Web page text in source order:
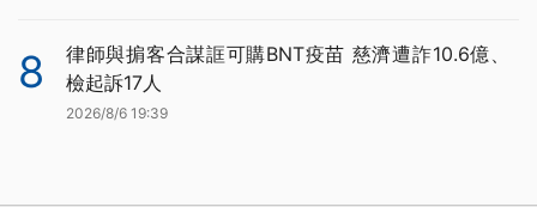
8
律師與掮客合謀誆可購BNT疫苗 慈濟遭詐10.6億、
檢起訴17人
2026/8/6 19:39